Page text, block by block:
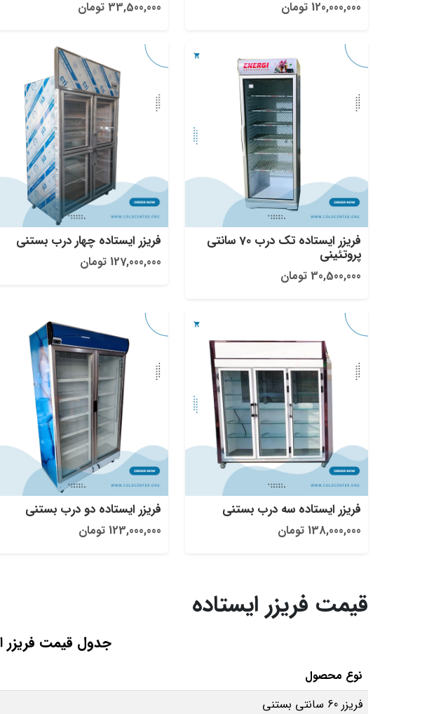
120,000,000 تومان 33,500,000 تومان
فریزر ایستاده تک درب 70 سانتی
پروتئینی
30,500,000 تومان
فریزر ایستاده چهار درب بستنی
127,000,000 تومان
فریزر ایستاده سه درب بستنی
138,000,000 تومان
فریزر ایستاده دو درب بستنی
123,000,000 تومان
قیمت فریزر ایستاده
جدول قیمت فریزر
نوع محصول
فریزر 60 سانتی بستنی